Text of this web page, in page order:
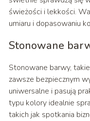
świeżości i lekkości.
umiaru i dopasowaniu
Stonowane
Stonowane barwy,
zawsze bezpiecznym
uniwersalne i pasują
typu kolory idealnie
takich jak spotkania